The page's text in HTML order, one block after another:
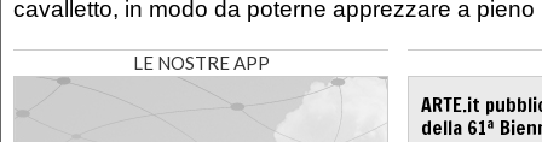
cavalletto, in modo da poterne apprezzare a pieno
LE NOSTRE APP
ARTE.it
della 61ª